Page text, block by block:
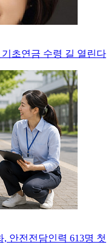
초연금 수령 길 열린다
안전전담인력 613명 첫